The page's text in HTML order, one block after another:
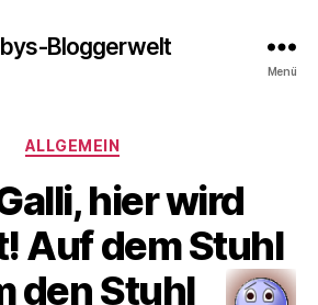
Bloggerwelt
Menü
Kategorien
ALLGEMEIN
hier wird
Auf dem Stuhl
den Stuhl